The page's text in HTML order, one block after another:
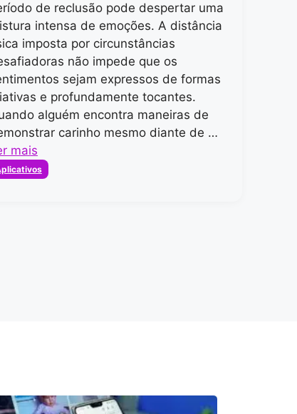
de reclusão pode despertar uma
intensa de emoções. A distância
imposta por circunstâncias
não impede que os
sejam expressos de formas
e profundamente tocantes.
alguém encontra maneiras de
carinho mesmo diante de …
mais